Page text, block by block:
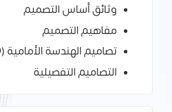
وثائق أساس التصميم
مفاهيم التصميم
تصاميم الهندسة الأمامية (FEED)
التصاميم التفصيلية